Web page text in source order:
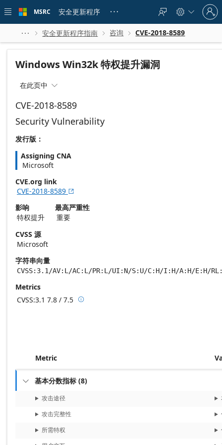
 main
content
MSRC 安全更新程序    
Sign
in
to
account
  安全更新程序指南  咨询  CVE-2018-8589
Windows Win32k 特权提升漏洞
在此页中 
CVE-2018-8589
Security Vulnerability
发行版：
Assigning CNA
Microsoft
CVE.org link
CVE-2018-8589 
影响
特权提升
最高严重性
重要
CVSS 源
Microsoft
字符串向量
CVSS:3.1/AV:L/AC:L/PR:L/UI:N/S:U/C:H/I:H/A:H/E:H/
Metrics
CVSS:3.1 7.8 / 7.5 Base score metrics: 7.8 / Temporal score
Metric
 基本分数指标 (8)
攻击途径
攻击完整性
所需特权